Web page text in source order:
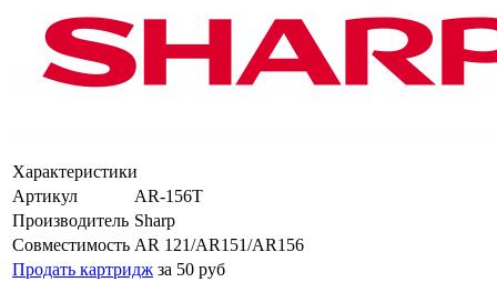
Характеристики
Артикул
AR-156T
Производитель Sharp
Совместимость AR 121/AR151/AR156
Продать картридж за 50 руб